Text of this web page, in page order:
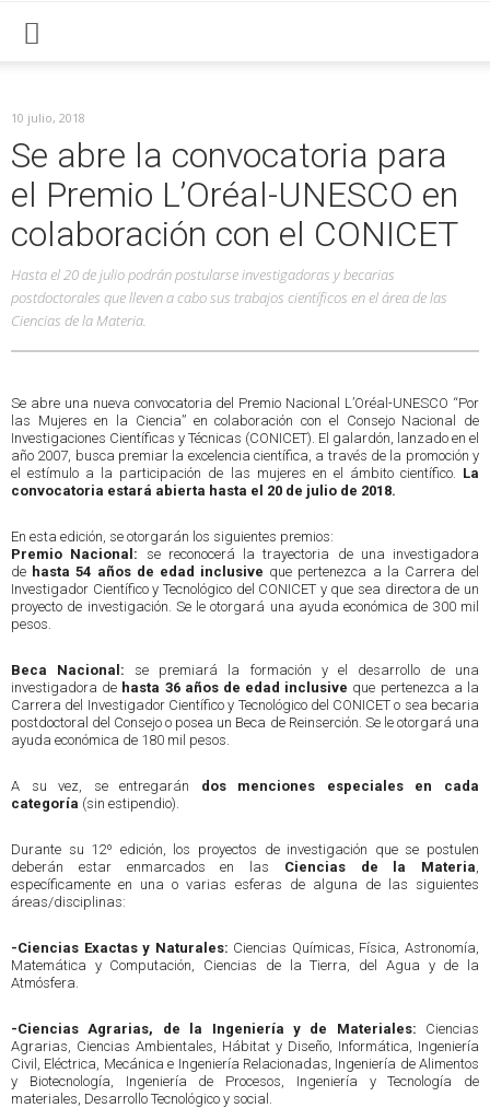
10 julio, 2018
Se abre la convocatoria para
el Premio L’Oréal-UNESCO en
colaboración con el CONICET
Hasta el 20 de julio podrán postularse investigadoras y becarias
postdoctorales que lleven a cabo sus trabajos científicos en el área de las
Ciencias de la Materia.
Se abre una nueva convocatoria del Premio Nacional L’Oréal-UNESCO “Por
las Mujeres en la Ciencia” en colaboración con el Consejo Nacional de
Investigaciones Científicas y Técnicas (CONICET). El galardón, lanzado en el
año 2007, busca premiar la excelencia científica, a través de la promoción y
el estímulo a la participación de las mujeres en el ámbito científico. La
convocatoria estará abierta hasta el 20 de julio de 2018.
En esta edición, se otorgarán los siguientes premios:
Premio Nacional: se reconocerá la trayectoria de una investigadora
de hasta 54 años de edad inclusive que pertenezca a la Carrera del
Investigador Científico y Tecnológico del CONICET y que sea directora de un
proyecto de investigación. Se le otorgará una ayuda económica de 300 mil
pesos.
Beca Nacional: se premiará la formación y el desarrollo de una
investigadora de hasta 36 años de edad inclusive que pertenezca a la
Carrera del Investigador Científico y Tecnológico del CONICET o sea becaria
postdoctoral del Consejo o posea un Beca de Reinserción. Se le otorgará una
ayuda económica de 180 mil pesos.
A su vez, se entregarán dos menciones especiales en cada
categoría (sin estipendio).
Durante su 12º edición, los proyectos de investigación que se postulen
deberán estar enmarcados en las Ciencias de la Materia,
específicamente en una o varias esferas de alguna de las siguientes
áreas/disciplinas:
-Ciencias Exactas y Naturales: Ciencias Químicas, Física, Astronomía,
Matemática y Computación, Ciencias de la Tierra, del Agua y de la
Atmósfera.
-Ciencias Agrarias, de la Ingeniería y de Materiales: Ciencias
Agrarias, Ciencias Ambientales, Hábitat y Diseño, Informática, Ingeniería
Civil, Eléctrica, Mecánica e Ingeniería Relacionadas, Ingeniería de Alimentos
y Biotecnología, Ingeniería de Procesos, Ingeniería y Tecnología de
materiales, Desarrollo Tecnológico y social.